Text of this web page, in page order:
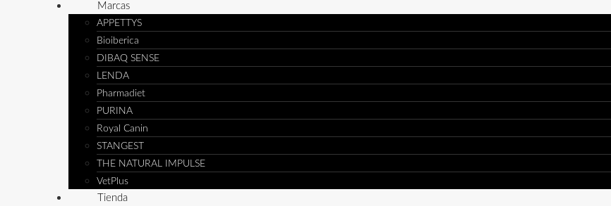
Marcas
APPETTYS
Bioiberica
DIBAQ SENSE
LENDA
Pharmadiet
PURINA
Royal Canin
STANGEST
THE NATURAL IMPULSE
VetPlus
Tienda